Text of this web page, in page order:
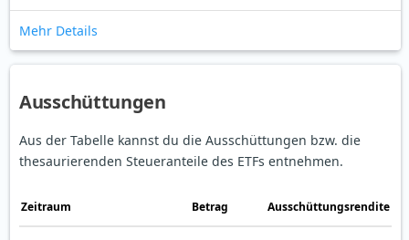
Mehr Details
Ausschüttungen
Aus der Tabelle kannst du die Ausschüttungen bzw. die
thesaurierenden Steueranteile des ETFs entnehmen.
Zeitraum Betrag Ausschüttungsrendite